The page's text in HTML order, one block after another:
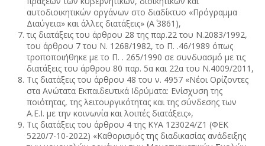
αυτοδιοικητικών οργάνων στο διαδίκτυο «Πρόγραμμα
Διαύγεια» και άλλες διατάξεις» (Α΄ 3861),
τις διατάξεις του άρθρου 28 της παρ.22 του Ν.2083/1992,
του άρθρου 7 του Ν. 1268/1982, το Π. .46/1989 όπως
τροποποιήθηκε με το Π. . 265/1990 σε συνδυασμό με τις
διατάξεις του άρθρου 80 παρ. 5α και 22α του Ν.4009/2011,
Τις διατάξεις του άρθρου 48 του ν. 4957 «Νέοι Ορίζοντες
στα Ανώτατα Εκπαιδευτικά Ιδρύματα: Ενίσχυση της
ποιότητας, της λειτουργικότητας και της σύνδεσης των
Α.Ε.Ι. με την κοινωνία και λοιπές διατάξεις»,
Τις διατάξεις του άρθρου 4 της ΚΥΑ 123024/Ζ1 (ΦΕΚ
5220/7-10-2022) «Καθορισμός της διαδικασίας ανάδειξης